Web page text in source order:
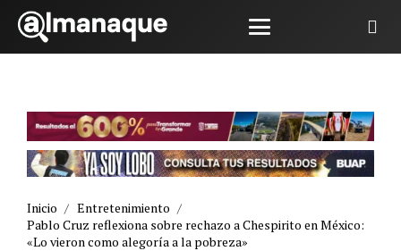
Inicio / Entretenimiento /
Pablo Cruz reflexiona sobre rechazo a Chespirito en México:
«Lo vieron como alegoría a la pobreza»